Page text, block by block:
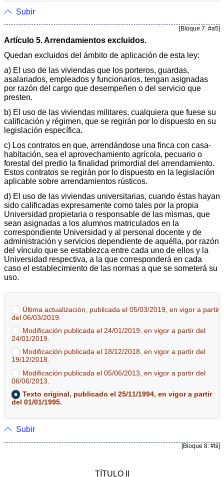
Subir
[Bloque 7: #a5]
Artículo 5. Arrendamientos excluidos.
Quedan excluidos del ámbito de aplicación de esta ley:
a) El uso de las viviendas que los porteros, guardas,
asalariados, empleados y funcionarios, tengan asignadas
por razón del cargo que desempeñen o del servicio que
presten.
b) El uso de las viviendas militares, cualquiera que fuese su
calificación y régimen, que se regirán por lo dispuesto en su
legislación específica.
c) Los contratos en que, arrendándose una finca con casa-
habitación, sea el aprovechamiento agrícola, pecuario o
forestal del predio la finalidad primordial del arrendamiento.
Estos contratos se regirán por lo dispuesto en la legislación
aplicable sobre arrendamientos rústicos.
d) El uso de las viviendas universitarias, cuando éstas hayan
sido calificadas expresamente como tales por la propia
Universidad propietaria o responsable de las mismas, que
sean asignadas a los alumnos matriculados en la
correspondiente Universidad y al personal docente y de
administración y servicios dependiente de aquélla, por razón
del vínculo que se establezca entre cada uno de ellos y la
Universidad respectiva, a la que corresponderá en cada
caso el establecimiento de las normas a que se someterá su
uso.
Última actualización, publicada el 05/03/2019, en vigor a partir
del 06/03/2019.
Modificación publicada el 24/01/2019, en vigor a partir del
24/01/2019.
Modificación publicada el 18/12/2018, en vigor a partir del
19/12/2018.
Modificación publicada el 05/06/2013, en vigor a partir del
06/06/2013.
Texto original, publicado el 25/11/1994, en vigor a partir
del 01/01/1995.
Subir
[Bloque 8: #tii]
TÍTULO II